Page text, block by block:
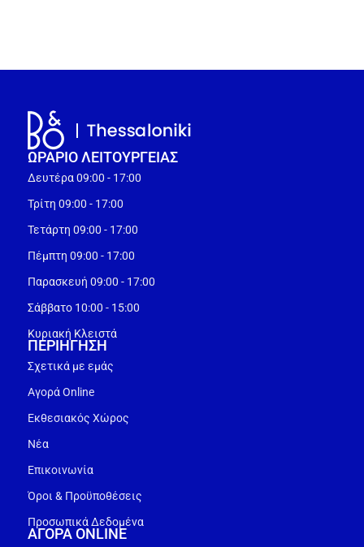
ΩΡΑΡΙΟ ΛΕΙΤΟΥΡΓEΙΑΣ
Δευτέρα 09:00 - 17:00
Τρίτη 09:00 - 17:00
Τετάρτη 09:00 - 17:00
Πέμπτη 09:00 - 17:00
Παρασκευή 09:00 - 17:00
Σάββατο 10:00 - 15:00
Κυριακή Κλειστά
ΠΕΡΙΗΓΗΣΗ
Σχετικά με εμάς
Αγορά Online
Εκθεσιακός Χώρος
Νέα
Επικοινωνία
Όροι & Προϋποθέσεις
Προσωπικά Δεδομένα
ΑΓΟΡΑ ONLINE